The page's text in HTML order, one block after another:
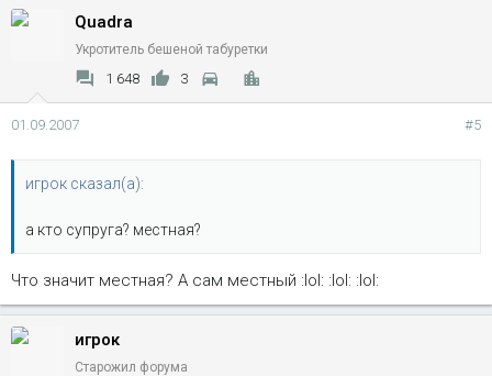
Quadra
Укротитель бешеной табуретки
1 648 3
01.09.2007 #5
игрок сказал(а):
а кто супруга? местная?
Что значит местная? А сам местный :lol: :lol: :lol:
игрок
Старожил форума